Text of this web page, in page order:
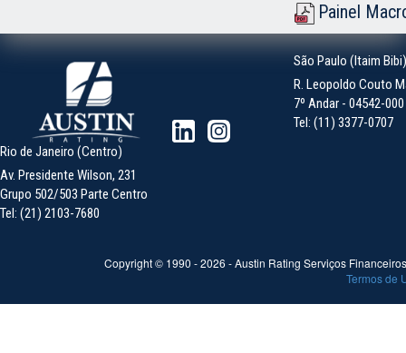
Painel
São Paulo (Itaim Bibi)
R. Leopoldo Couto
7º Andar - 04542-
Tel: (11) 3377-0707
Rio de Janeiro (Centro)
Av. Presidente Wilson, 231
Grupo 502/503 Parte Centro
Tel: (21) 2103-7680
Copyright © 1990 -2026 - Austin Rating Serviços
Termos de